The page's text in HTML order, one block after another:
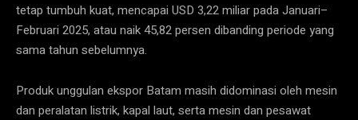
tetap tumbuh kuat, mencapai USD 3,22 miliar pada Januari–
Februari 2025, atau naik 45,82 persen dibanding periode yang
sama tahun sebelumnya.
Produk unggulan ekspor Batam masih didominasi oleh mesin
dan peralatan listrik, kapal laut, serta mesin dan pesawat